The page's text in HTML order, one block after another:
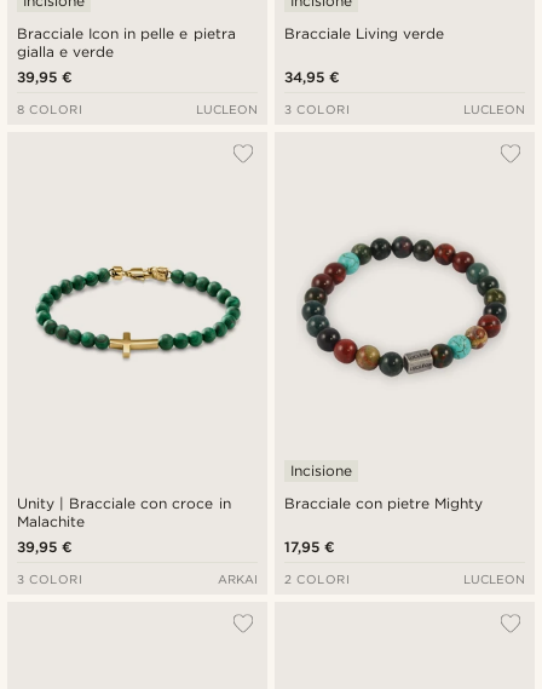
Bracciale Icon in pelle e pietra
gialla e verde
39,95 €
8 COLORI LUCLEON
Bracciale Living verde
34,95 €
3 COLORI LUCLEON
Unity | Bracciale con croce in
Malachite
39,95 €
3 COLORI ARKAI
Bracciale con pietre Mighty
Incisione
17,95 €
2 COLORI LUCLEON